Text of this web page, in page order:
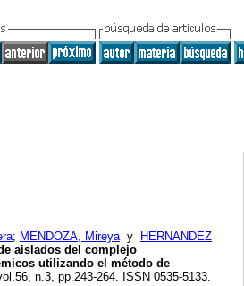
; MENDOZA, Mireyay
HERNANDEZ
aislados del complejo
utilizando el método de
n.3, pp.243-264. ISSN 0535-5133.